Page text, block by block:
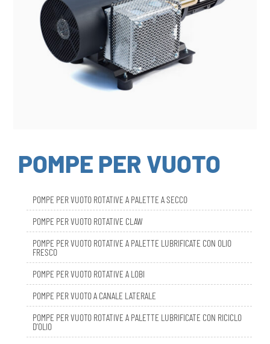
POMPE PER VUOTO
POMPE PER VUOTO ROTATIVE CLAW
POMPE PER VUOTO ROTATIVE A PALETTE LUBRIFICATE CON OLIO
FRESCO
POMPE PER VUOTO ROTATIVE A LOBI
POMPE PER VUOTO A CANALE LATERALE
POMPE PER VUOTO ROTATIVE A PALETTE LUBRIFICATE CON RICICLO
D’OLIO
DBL SMART